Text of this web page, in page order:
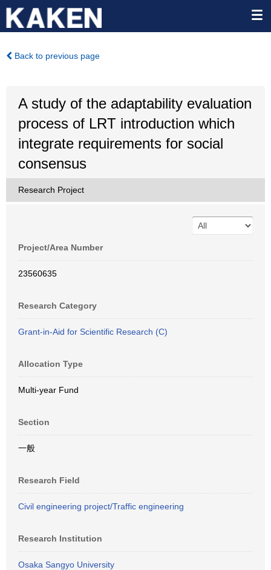
Back to previous page
A study of the adaptability evaluation
process of LRT introduction which
integrate requirements for social
consensus
Research Project
Project/Area Number
23560635
Research Category
Grant-in-Aid for Scientific Research (C)
Allocation Type
Multi-year Fund
Section
一般
Research Field
Civil engineering project/Traffic engineering
Research Institution
Osaka Sangyo University